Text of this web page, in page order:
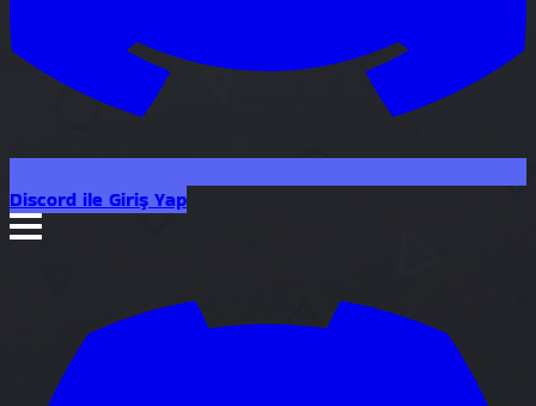
Discord ile Giriş Yap